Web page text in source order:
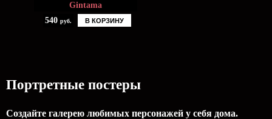
Gintama
540 руб. В КОРЗИНУ
Портретные постеры
Создайте галерею любимых персонажей у себя дома.